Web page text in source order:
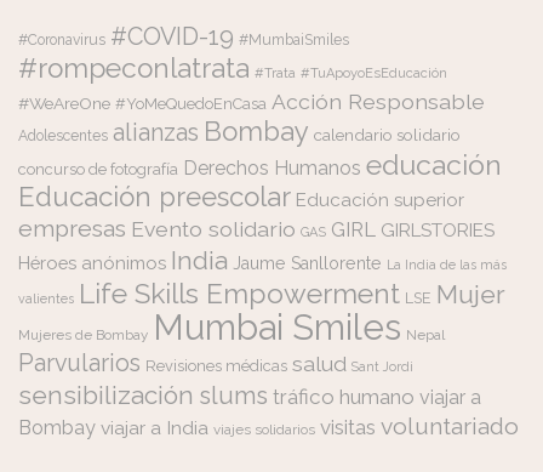
#Coronavirus #COVID-19 #MumbaiSmiles
#rompeconlatrata #Trata #TuApoyoEsEducación
#WeAreOne #YoMeQuedoEnCasa Acción Responsable
Adolescentes alianzas Bombay calendario solidario
concurso de fotografía Derechos Humanos educación
Educación preescolar Educación superior
empresas Evento solidario GAS GIRL GIRLSTORIES
Héroes anónimos India Jaume Sanllorente La India de las más
valientes Life Skills Empowerment LSE Mujer
Mujeres de Bombay Mumbai Smiles Nepal
Parvularios Revisiones médicas salud Sant Jordi
sensibilización slums tráfico humano viajar a
Bombay viajar a India viajes solidarios visitas voluntariado